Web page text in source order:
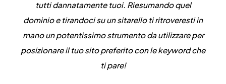
tutti dannatamente tuoi. Riesumando quel
dominio e tirandoci su un sitarello ti ritroveresti in
mano un potentissimo strumento da utilizzare per
posizionare il tuo sito preferito con le keyword che
ti pare!